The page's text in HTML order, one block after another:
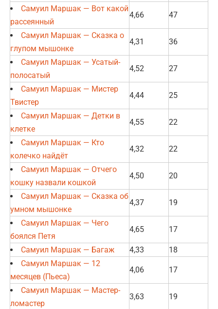
Самуил Маршак — Вот какой
рассеянный
4,66 47
Самуил Маршак — Сказка о
глупом мышонке
4,31 36
Самуил Маршак — Усатый-
полосатый
4,52 27
Самуил Маршак — Мистер
Твистер
4,44 25
Самуил Маршак — Детки в
клетке
4,55 22
Самуил Маршак — Кто
колечко найдёт
4,32 22
Самуил Маршак — Отчего
кошку назвали кошкой
4,50 20
Самуил Маршак — Сказка об
умном мышонке
4,37 19
Самуил Маршак — Чего
боялся Петя
4,65 17
Самуил Маршак — Багаж 4,33
18
Самуил Маршак — 12
месяцев (Пьеса)
4,06 17
Самуил Маршак — Мастер-
ломастер
3,63 19